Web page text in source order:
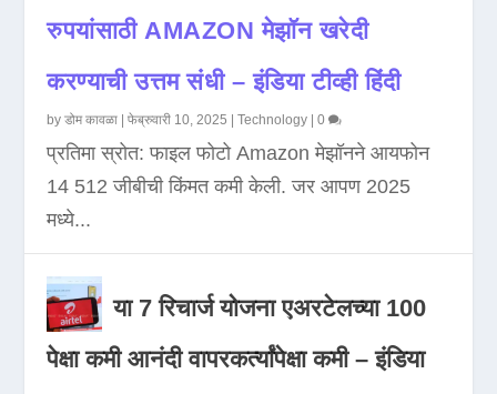
रुपयांसाठी AMAZON मेझॉन खरेदी
करण्याची उत्तम संधी – इंडिया टीव्ही हिंदी
byडोम कावळा |फेब्रुवारी 10, 2025 |Technology |0
प्रतिमा स्रोत: फाइल फोटो Amazon मेझॉनने आयफोन
14 512 जीबीची किंमत कमी केली. जर आपण 2025
मध्ये...
या 7 रिचार्ज योजना एअरटेलच्या 100
पेक्षा कमी आनंदी वापरकर्त्यांपेक्षा कमी – इंडिया